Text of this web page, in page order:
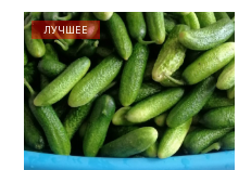
ЛУЧШЕЕ